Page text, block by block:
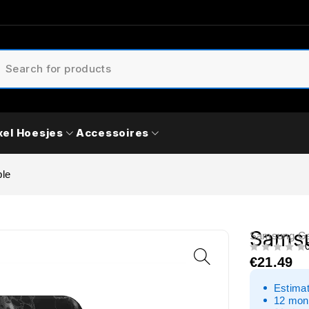
Hoesjes Accessoires
Samsung
€21.49
12